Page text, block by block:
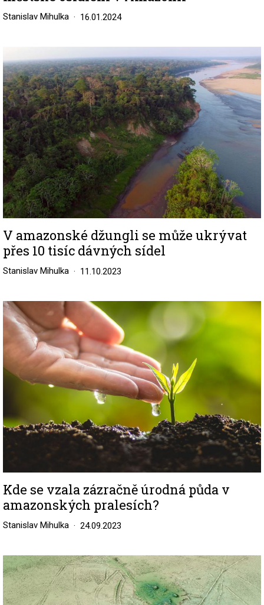
Stanislav Mihulka 16.01.2024
V amazonské džungli se může ukrývat
přes 10 tisíc dávných sídel
Stanislav Mihulka 11.10.2023
Image
Kde se vzala zázračně úrodná půda v
amazonských pralesích?
Stanislav Mihulka 24.09.2023
Image